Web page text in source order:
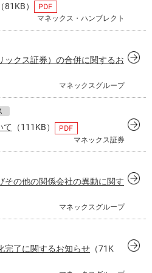
（81KB）
マネックス・ハンブレクト
ックス証券）の合併に関するお
マネックスグループ
て （111KB）
マネックス証券
その他の関係会社の異動に関す
マネックスグループ
完了に関するお知らせ （71K